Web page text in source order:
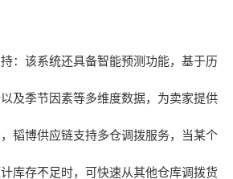
：该系统还具备智能预测功能，基于历
及季节因素等多维度数据，为卖家提供
韬博供应链支持多仓调拨服务，当某个
库存不足时，可快速从其他仓库调拨货